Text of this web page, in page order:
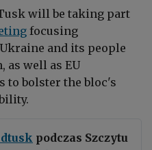
will be taking part
focusing
and its people
as well as EU
to bolster the bloc's
podczas Szczytu